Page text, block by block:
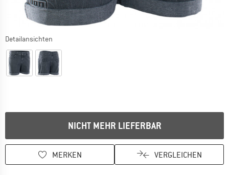
Detailansichten
NICHT MEHR LIEFERBAR
MERKEN VERGLEICHEN